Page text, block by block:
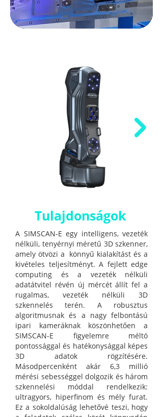
Tulajdonságok
A SIMSCAN-E egy intelligens, vezeték
nélküli, tenyérnyi méretű 3D szkenner,
amely ötvözi a könnyű kialakítást és a
kivételes teljesítményt. A fejlett edge
computing és a vezeték nélküli
adatátvitel révén új mércét állít fel a
rugalmas, vezeték nélküli 3D
szkennelés terén. A robusztus
algoritmusnak és a nagy felbontású
ipari kameráknak köszönhetően a
SIMSCAN-E figyelemre méltó
pontossággal és hatékonysággal képes
3D adatok rögzítésére.
Másodpercenként akár 6,3 millió
mérési sebességgel dolgozik és három
szkennelési móddal rendelkezik:
ultragyors, hiperfinom és mély furat.
Ez a sokoldalúság lehetővé teszi, hogy